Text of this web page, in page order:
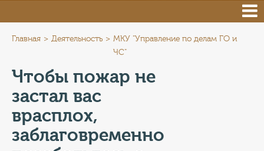
ПРЕСС-ЦЕНТР
ТУРИСТАМ
КОНТАКТЫ
ТАРИФЫ
Главная Деятельность
МКУ "Управление по делам ГО и
ЧС"
Чтобы пожар не
застал вас
врасплох,
заблаговременно